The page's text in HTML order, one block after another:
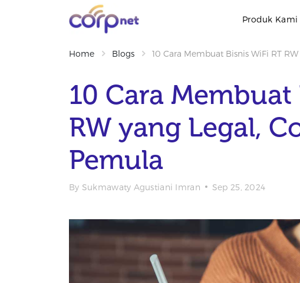
Produk Kami
Home Blogs 10 Cara Membuat Bisnis WiFi RT
10 Cara Membuat
RW yang Legal,
Pemula
By Sukmawaty Agustiani Imran Sep 25, 2024